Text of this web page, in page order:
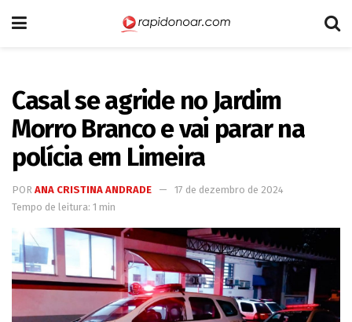
Casal se agride no Jardim
Morro Branco e vai parar na
polícia em Limeira
POR ANA CRISTINA ANDRADE
17 de dezembro de 2024
Tempo de leitura: 1 min